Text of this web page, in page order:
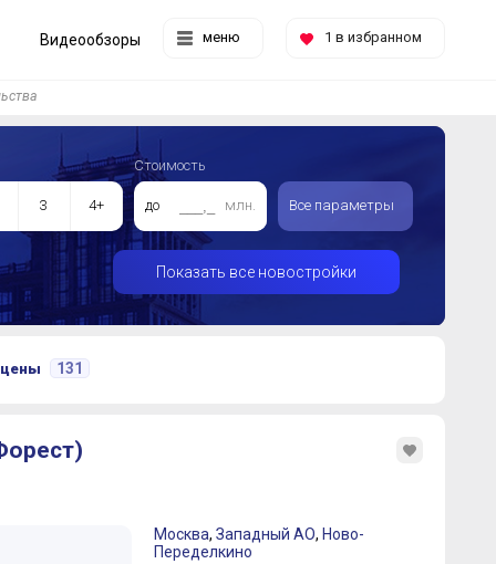
меню 1 в избранном
Видеообзоры
3 4+
Стоимость
до млн. Все параметры
Показать все новостройки
131
Июнь
Москва, Западный АО, Ново-
Переделкино